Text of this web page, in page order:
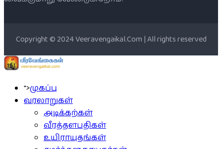
Copyright © 2024 Veeravengaikal.Com | All rights reserved
">முகப்பு
வரலாறுகள்
அடிக்கற்கள்
வீரத்தளபதிகள்
உயிராயுதங்கள்